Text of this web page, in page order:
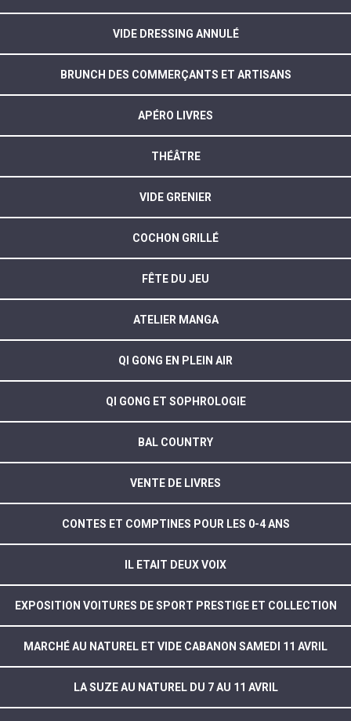
VIDE DRESSING ANNULÉ
BRUNCH DES COMMERÇANTS ET ARTISANS
APÉRO LIVRES
THÉÂTRE
VIDE GRENIER
COCHON GRILLÉ
FÊTE DU JEU
ATELIER MANGA
QI GONG EN PLEIN AIR
QI GONG ET SOPHROLOGIE
BAL COUNTRY
VENTE DE LIVRES
CONTES ET COMPTINES POUR LES 0-4 ANS
IL ETAIT DEUX VOIX
EXPOSITION VOITURES DE SPORT PRESTIGE ET COLLECTION
MARCHÉ AU NATUREL ET VIDE CABANON SAMEDI 11 AVRIL
LA SUZE AU NATUREL DU 7 AU 11 AVRIL